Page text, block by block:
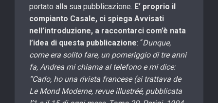
portato alla sua pubblicazione. E’ proprio il
compianto Casale, ci spiega Avvisati
nell’introduzione, a raccontarci com’è nata
l’idea di questa pubblicazione: “Dunque,
come era solito fare, un pomeriggio di tre anni
fa, Andrea mi chiama al telefono e mi dice:
“Carlo, ho una rivista francese (si trattava de
Le Mond Moderne, revue illustréé, pubblicata